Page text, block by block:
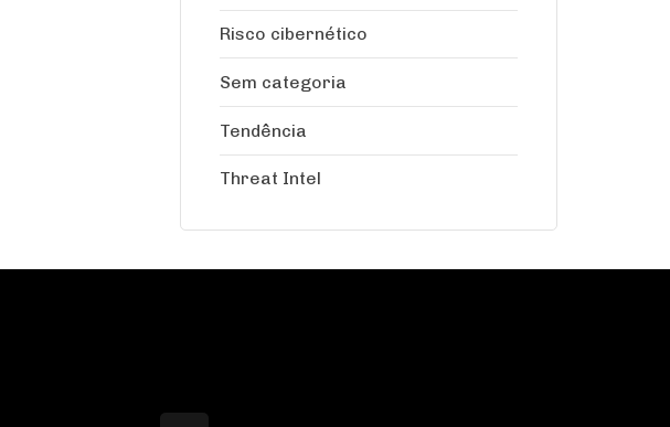
Risco cibernético
Sem categoria
Tendência
Threat Intel